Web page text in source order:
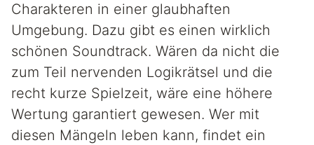
Charakteren in einer glaubhaften
Umgebung. Dazu gibt es einen wirklich
schönen Soundtrack. Wären da nicht die
zum Teil nervenden Logikrätsel und die
recht kurze Spielzeit, wäre eine höhere
Wertung garantiert gewesen. Wer mit
diesen Mängeln leben kann, findet ein